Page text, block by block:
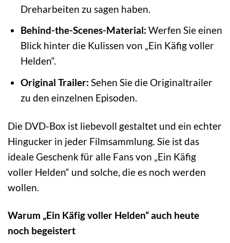
Dreharbeiten zu sagen haben.
Behind-the-Scenes-Material: Werfen Sie einen
Blick hinter die Kulissen von „Ein Käfig voller
Helden“.
Original Trailer: Sehen Sie die Originaltrailer
zu den einzelnen Episoden.
Die DVD-Box ist liebevoll gestaltet und ein echter
Hingucker in jeder Filmsammlung. Sie ist das
ideale Geschenk für alle Fans von „Ein Käfig
voller Helden“ und solche, die es noch werden
wollen.
Warum „Ein Käfig voller Helden“ auch heute
noch begeistert